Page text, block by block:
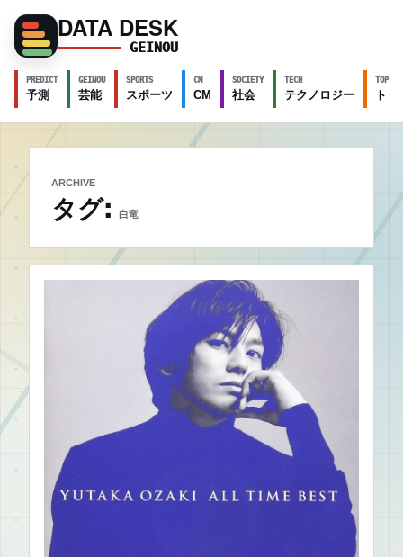
DATA DESK
GEINOU
PREDICT
予測
GEINOU
芸能
SPORTS
スポーツ
CM
CM
SOCIETY
社会
TECH
テクノロジー
TOPICS
ト
ARCHIVE
タグ: 白竜